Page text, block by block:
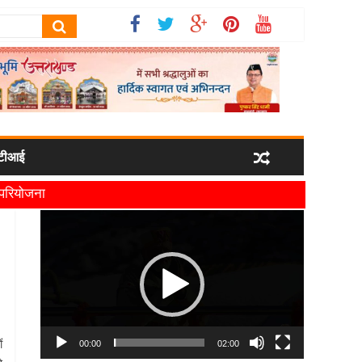
धामी
00:00 02:00